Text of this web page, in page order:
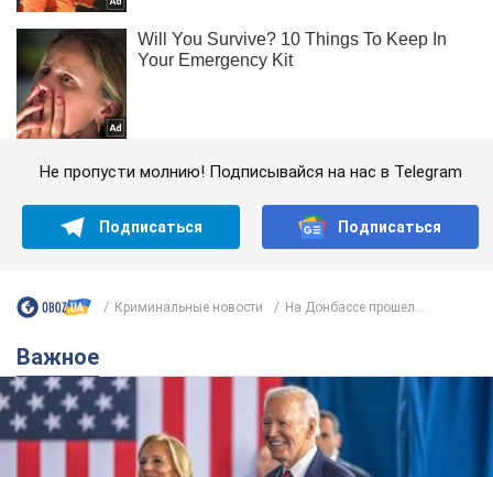
Не пропусти молнию! Подписывайся на нас в Telegram
Подписаться Подписаться
Криминальные новости На Донбассе прошел...
Важное